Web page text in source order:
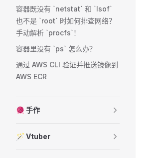
容器既没有 `netstat` 和 `lsof`
也不是 `root` 时如何排查网络？
手动解析 `procfs`！
容器里没有 `ps` 怎么办？
通过 AWS CLI 验证并推送镜像到
AWS ECR
🧶 手作
🪄 Vtuber